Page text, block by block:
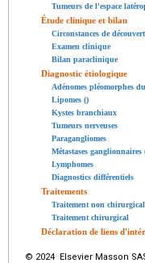
Tumeurs de l'espace
Étude clinique et bilan
Circonstances de
Examen clinique
Bilan paraclinique
Diagnostic étiologique
Adénomes pléomorphes
Lipomes ()
Kystes branchiaux
Tumeurs nerveuses
Paragangliomes
Métastases ganglionnaires
Lymphomes
Diagnostics différentiels
Traitements
Traitement non chirurgical
Traitement chirurgical
Déclaration de liens
© 2024 Elsevier Masson